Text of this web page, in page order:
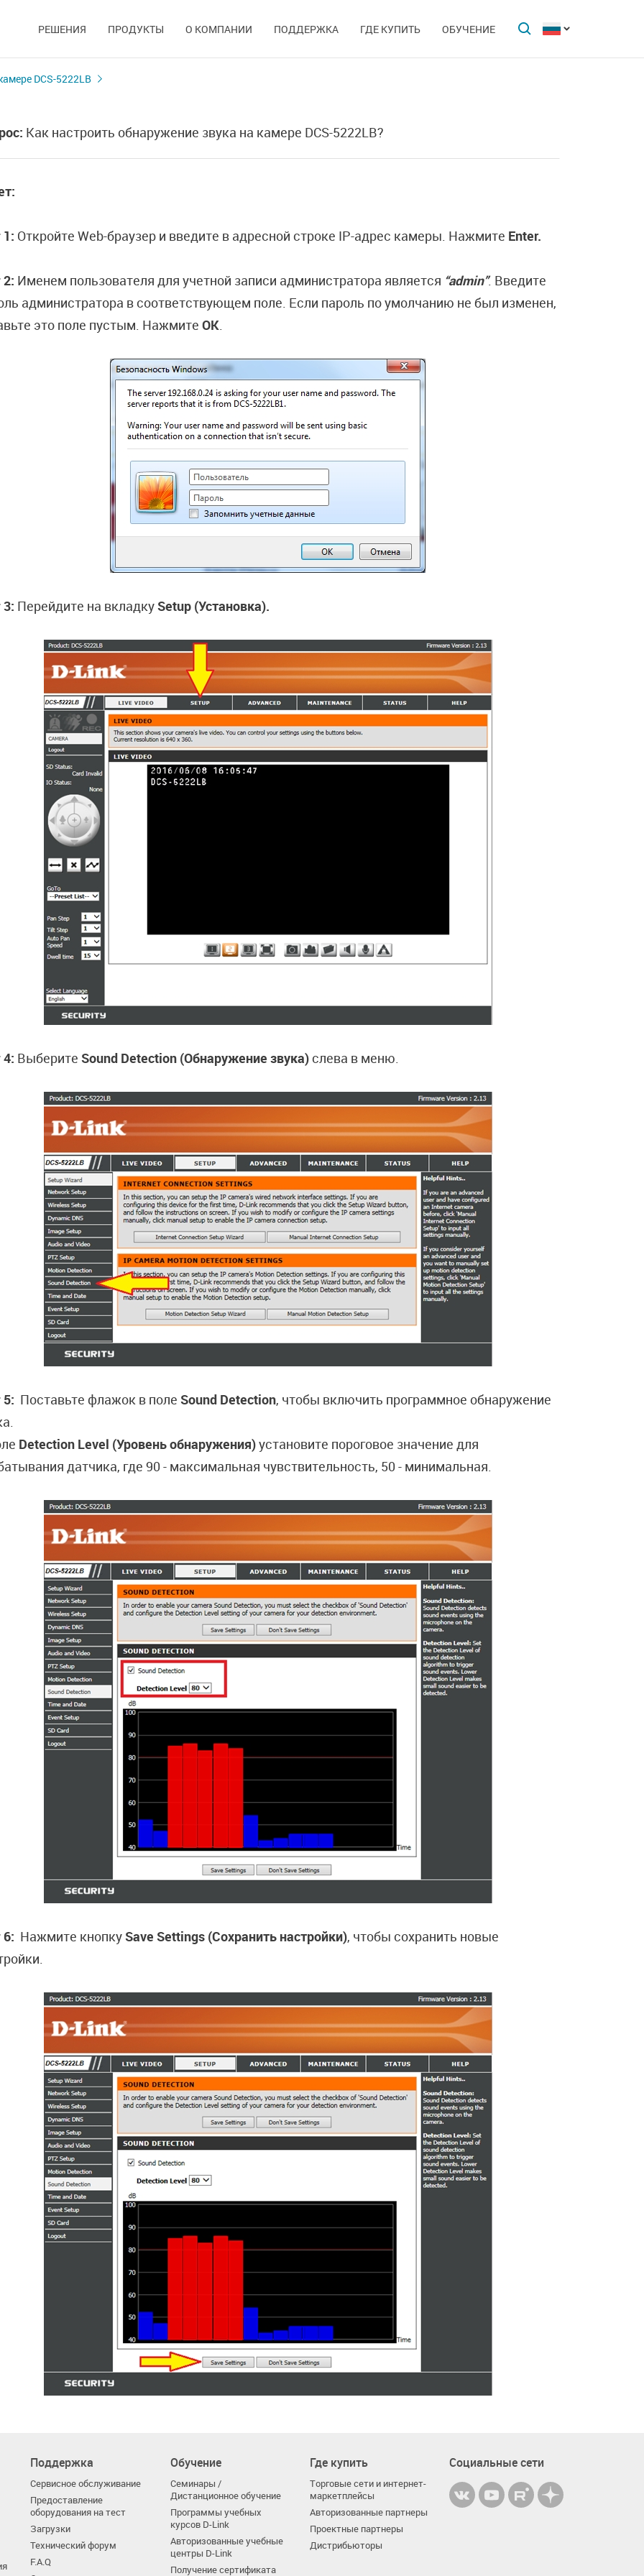
РЕШЕНИЯ ПРОДУКТЫ О КОМПАНИИ ПОДДЕРЖКА ГДЕ КУПИТЬ ОБУЧЕНИЕ
DCS-5222LB
Как настроить обнаружение звука на камере DCS-5222LB?
Откройте Web-браузер и введите в адресной строке IP-адрес камеры. Нажмите Enter.
Именем пользователя для учетной записи администратора является “admin”. Введите
администратора в соответствующем поле. Если пароль по умолчанию не был изменен,
это поле пустым. Нажмите OK.
Перейдите на вкладкуSetup (Установка).
Выберите Sound Detection (Обнаружение звука) слева в меню.
Поставьте флажок в поле Sound Detection, чтобы включить программное обнаружение
Detection Level (Уровень обнаружения)установите пороговое значение для
датчика, где 90 - максимальная чувствительность, 50 - минимальная.
Нажмите кнопкуSave Settings (Сохранить настройки), чтобы сохранить новые
Поддержка
Сервисное обслуживание
Предоставление
оборудования на тест
Загрузки
Технический форум
F.A.Q
Обучение
Семинары /
Дистанционное обучение
Программы учебных
курсов D-Link
Авторизованные учебные
центры D-Link
Получение сертификата
Где купить
Торговые сети и интернет-
маркетплейсы
Авторизованные партнеры
Проектные партнеры
Дистрибьюторы
Социальные сети